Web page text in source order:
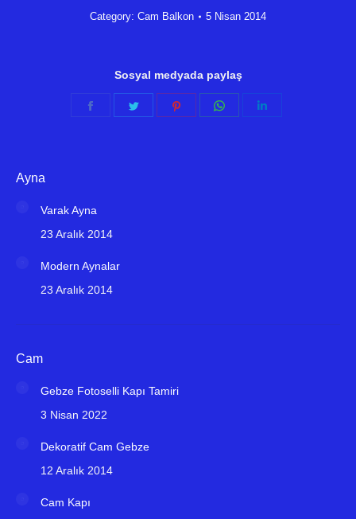
Category: Cam Balkon 5 Nisan 2014
Sosyal medyada paylaş
Share
Share
Share
Share
Ayna
Varak Ayna
23 Aralık 2014
Modern Aynalar
23 Aralık 2014
Cam
Gebze Fotoselli Kapı Tamiri
3 Nisan 2022
Dekoratif Cam Gebze
12 Aralık 2014
Cam Kapı